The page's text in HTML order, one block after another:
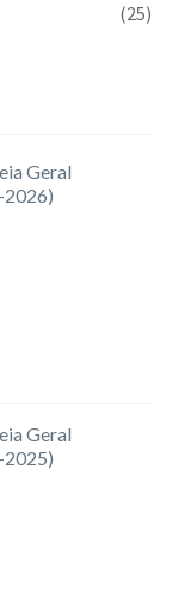
(25)
Geral
2026)
Geral
2025)